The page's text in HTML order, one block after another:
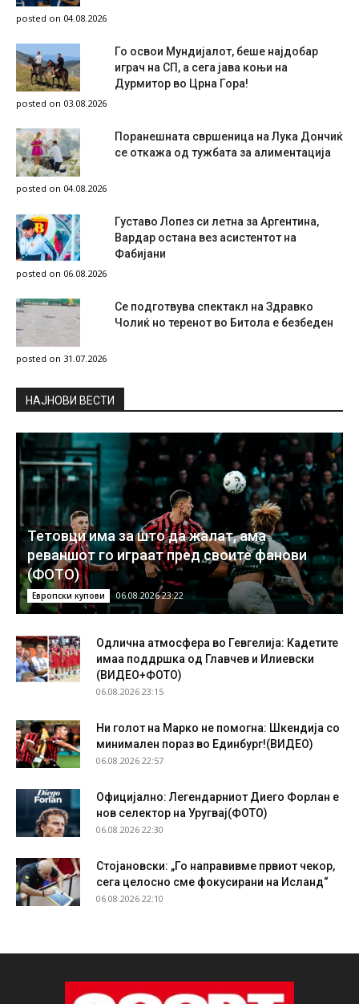
posted on 04.08.2026
Го освои Мундијалот, беше најдобар
играч на СП, а сега јава коњи на
Дурмитор во Црна Гора!
posted on 03.08.2026
Поранешната свршеница на Лука Дончиќ
се откажа од тужбата за алиментација
posted on 04.08.2026
Густаво Лопез си летна за Аргентина,
Вардар остана вез асистентот на
Фабијани
posted on 06.08.2026
Се подготвува спектакл на Здравко
Чолиќ но теренот во Битола е безбеден
posted on 31.07.2026
НAЈНОВИ ВЕСТИ
Тетовци има за што да жалат, ама
реваншот го играат пред своите фанови
(ФОТО)
Европски купови 06.08.2026 23:22
Одлична атмосфера во Гевгелија: Кадетите
имаа поддршка од Главчев и Илиевски
(ВИДЕО+ФОТО)
06.08.2026 23:15
Ни голот на Марко не помогна: Шкендија со
минимален пораз во Единбург!(ВИДЕО)
06.08.2026 22:57
Официјално: Легендарниот Диего Форлан е
нов селектор на Уругвај(ФОТО)
06.08.2026 22:30
Стојановски: „Го направивме првиот чекор,
сега целосно сме фокусирани на Исланд“
06.08.2026 22:10